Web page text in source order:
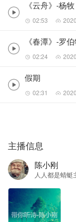
《云舟》-杨
02:53
《春潭》-罗
02:24
假期
02:31
主播信息
陈小刚
人人都是蜻蜓